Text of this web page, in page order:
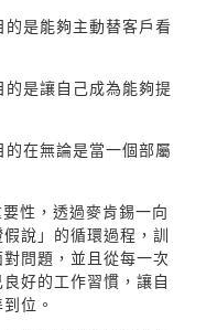
是能夠主動替客戶看
是讓自己成為能夠提
在無論是當一個部屬
性，透過麥肯錫一向
說」的循環過程，訓
問題，並且從每一次
好的工作習慣，讓自
位。